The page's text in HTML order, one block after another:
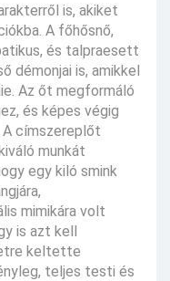
is, akiket
A főhősnő,
és talpraesett
démonjai is, amikkel
Az őt megformáló
és képes végig
A címszereplőt
munkát
egy kiló smink
mimikára volt
is azt kell
keltette
teljes testi és